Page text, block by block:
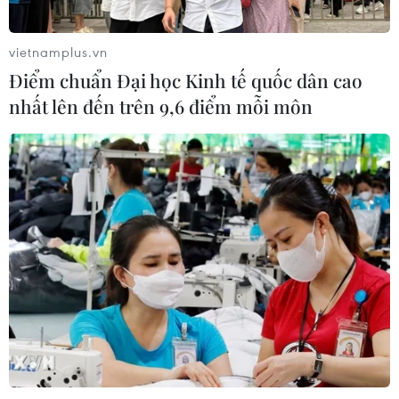
03/08/2026 10:14
Ngày Văn hóa Việt Nam góp phần lan
tỏa bản sắc dân tộc tại Đức ​
03/08/2026 03:55
Động đất tại Nhật Bản: Cộng đồng
người Việt dần ổn định
02/08/2026 12:20
Kiều bào - cầu nối lan tỏa hình ảnh
Việt Nam trong kỷ nguyên phát triển
mới
vietnamplus.vn
Điểm chuẩn Đại học Kinh tế quốc dân cao
nhất lên đến trên 9,6 điểm mỗi môn